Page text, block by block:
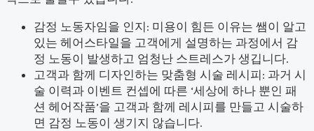
감정 노동자임을 인지: 미용이 힘든 이유는 쌤이 알고
있는 헤어스타일을 고객에게 설명하는 과정에서 감
정 노동이 발생하고 엄청난 스트레스가 생깁니다.
고객과 함께 디자인하는 맞춤형 시술 레시피: 과거 시
술 이력과 이벤트 컨셉에 따른 ‘세상에 하나 뿐인 패
션 헤어작품’을 고객과 함께 레시피를 만들고 시술하
면 감정 노동이 생기지 않습니다.